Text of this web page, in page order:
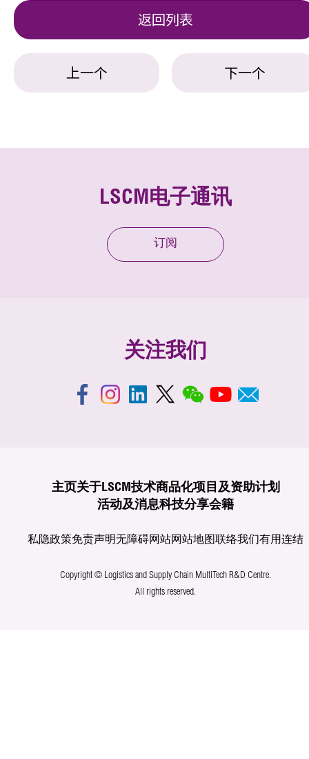
返回列表
上一个 下一个
LSCM电子通讯
订阅
关注我们
主页关于LSCM技术商品化项目及资助计划
活动及消息科技分享会籍
私隐政策免责声明无障碍网站网站地图联络我们有用连结
Copyright © Logistics and Supply Chain MultiTech R&D Centre.
All rights reserved.